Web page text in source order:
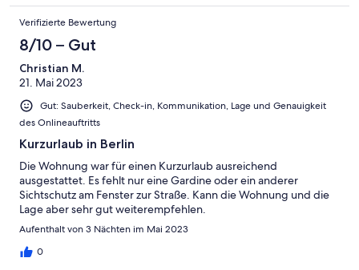
Verifizierte Bewertung
8/10 – Gut
Christian M.
21. Mai 2023
Gut: Sauberkeit, Check-in, Kommunikation, Lage und Genauigkeit
des Onlineauftritts
Kurzurlaub in Berlin
Die Wohnung war für einen Kurzurlaub ausreichend
ausgestattet. Es fehlt nur eine Gardine oder ein anderer
Sichtschutz am Fenster zur Straße. Kann die Wohnung und die
Lage aber sehr gut weiterempfehlen.
Aufenthalt von 3 Nächten im Mai 2023
0